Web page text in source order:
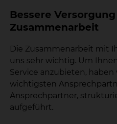
Bessere
Zusammenarbeit
Die Zusammenarbeit mit
uns sehr wichtig. Um
Service anzubieten,
wichtigsten
Ansprechpartner,
aufgeführt.